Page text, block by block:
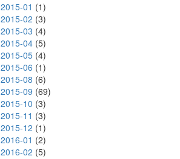
2015-01 (1)
2015-02 (3)
2015-03 (4)
2015-04(5)
2015-05(4)
2015-06 (1)
2015-08 (6)
2015-09 (69)
2015-10 (3)
2015-11 (3)
2015-12 (1)
2016-01 (2)
2016-02 (5)